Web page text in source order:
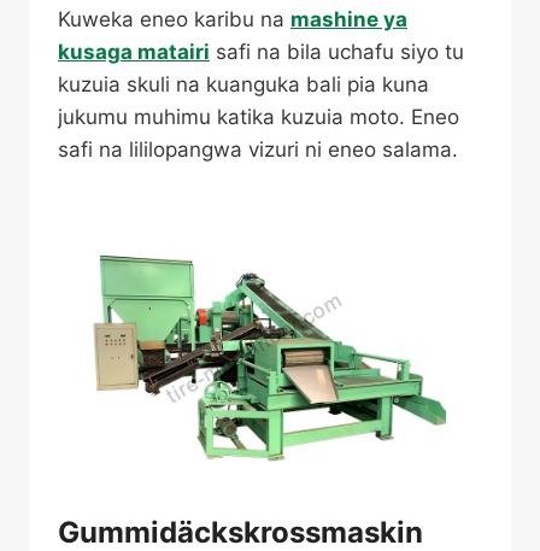
Kuweka eneo karibu na mashine ya
kusaga matairi safi na bila uchafu siyo tu
kuzuia skuli na kuanguka bali pia kuna
jukumu muhimu katika kuzuia moto. Eneo
safi na lililopangwa vizuri ni eneo salama.
Gummidäckskrossmaskin